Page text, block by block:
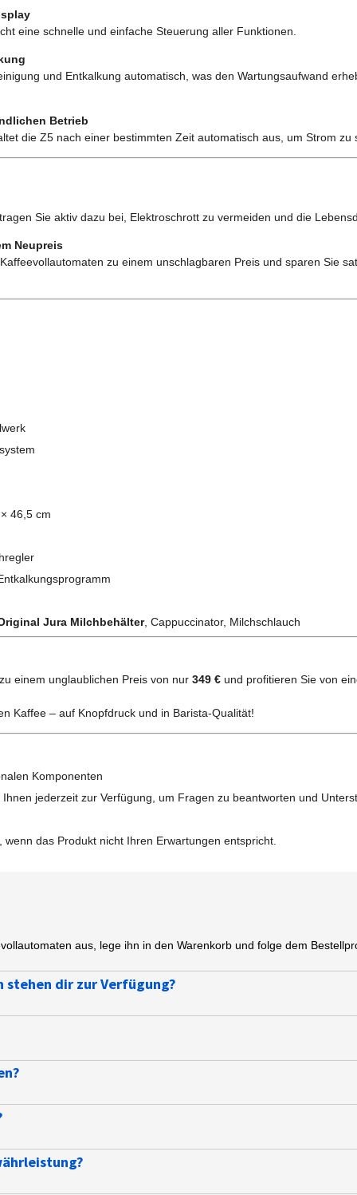
eine schnelle und einfache Steuerung aller Funktionen.
und Entkalkung automatisch, was den Wartungsaufwand
Betrieb
die Z5 nach einer bestimmten Zeit automatisch aus, um Strom zu
Sie aktiv dazu bei, Elektroschrott zu vermeiden und die
Neupreis
zu einem unschlagbaren Preis und sparen Sie
46,5 cm
Jura Milchbehälter, Cappuccinator, Milchschlauch
einem unglaublichen Preis von nur 349 €und profitieren Sie von
Kaffee – auf Knopfdruck und in Barista-Qualität!
Komponenten
jederzeit zur Verfügung, um Fragen zu beantworten und
das Produkt nicht Ihren Erwartungen entspricht.
aus, lege ihn in den Warenkorb und folge dem
dir zur Verfügung?